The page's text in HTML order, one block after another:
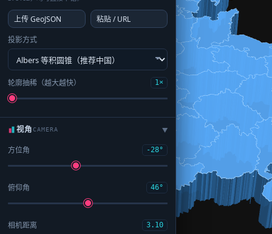
上传 GeoJSON
粘贴 / URL
投影方式
轮廓抽稀（越大越快） 1×
视角CAMERA ▶
方位角 -28°
俯仰角 46°
相机距离 3.10